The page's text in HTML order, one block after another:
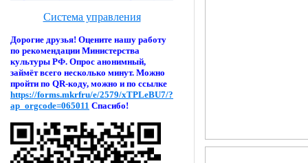
Система управления
Дорогие друзья! Оцените нашу работу
по рекомендации Министерства
культуры РФ. Опрос анонимный,
займёт всего несколько минут. Можно
пройти по QR-коду, можно и по ссылке
https://forms.mkrfru/e/2579/xTPLeBU7/?
ap_orgcode=065011 Спасибо!